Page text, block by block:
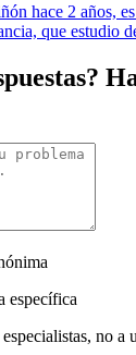
hace 2 años,
que estudio
específica
no a